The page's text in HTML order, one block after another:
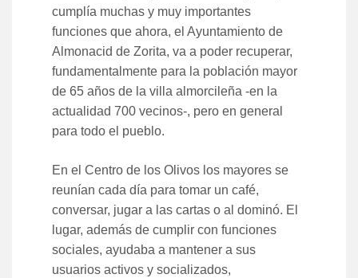
cumplía muchas y muy importantes
funciones que ahora, el Ayuntamiento de
Almonacid de Zorita, va a poder recuperar,
fundamentalmente para la población mayor
de 65 años de la villa almorcileña -en la
actualidad 700 vecinos-, pero en general
para todo el pueblo.
En el Centro de los Olivos los mayores se
reunían cada día para tomar un café,
conversar, jugar a las cartas o al dominó. El
lugar, además de cumplir con funciones
sociales, ayudaba a mantener a sus
usuarios activos y socializados,